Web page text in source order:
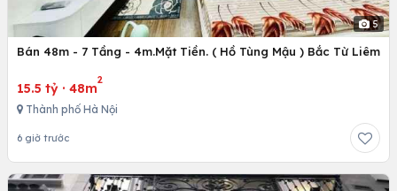
5
Bán 48m - 7 Tầng - 4m.Mặt Tiền. ( Hồ Tùng Mậu ) Bắc Từ Liêm
15.5 tỷ · 48m
2
Thành phố Hà Nội
6 giờ trước